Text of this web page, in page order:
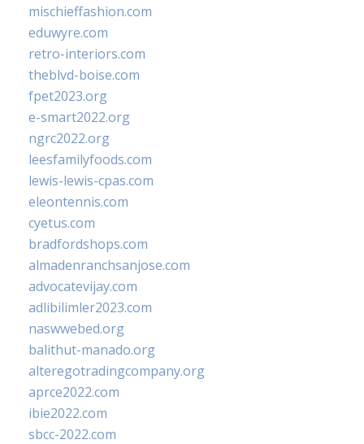
mischieffashion.com
eduwyre.com
retro-interiors.com
theblvd-boise.com
fpet2023.org
e-smart2022.org
ngrc2022.org
leesfamilyfoods.com
lewis-lewis-cpas.com
eleontennis.com
cyetus.com
bradfordshops.com
almadenranchsanjose.com
advocatevijay.com
adlibilimler2023.com
naswwebed.org
balithut-manado.org
alteregotradingcompany.org
aprce2022.com
ibie2022.com
sbcc-2022.com